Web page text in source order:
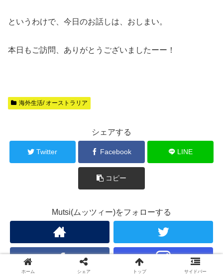
というわけで、今日のお話しは、おしまい。
本日もご訪問、ありがとうございましたーー！
海外生活/ オーストラリア
シェアする
Twitter Facebook LINE
コピー
Mutsi(ムッツィー)をフォローする
ホーム シェア トップ サイドバー